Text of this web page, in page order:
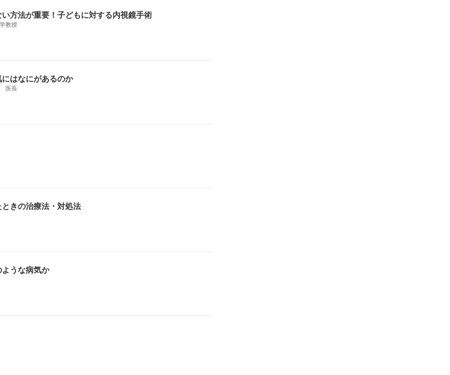
方法が重要！子どもに対する内視鏡手術
教授
はなにがあるのか
医長
きの治療法・対処法
うな病気か